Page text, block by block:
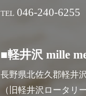
TEL 046-240-6255
■軽井沢 mille
長野県北佐久郡軽井
（旧軽井沢ロータリ